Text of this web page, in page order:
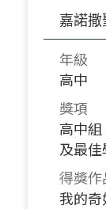
嘉諾撒
年級
高中
獎項
高中
及最佳
得獎
我的